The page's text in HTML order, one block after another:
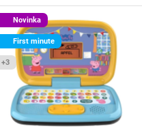
Novinka
First minute
+3